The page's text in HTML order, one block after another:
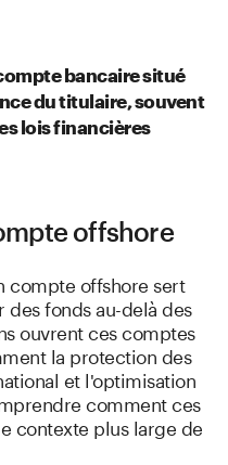
bancaire situé
du titulaire, souvent
lois financières
offshore
compte offshore sert
fonds au-delà des
ouvrent ces comptes
la protection des
et l'optimisation
comment ces
contexte plus large de